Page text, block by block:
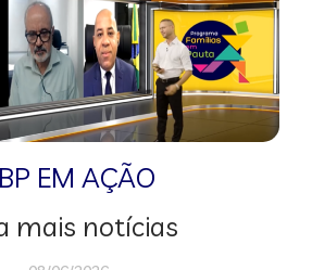
EM AÇÃO
mais notícias